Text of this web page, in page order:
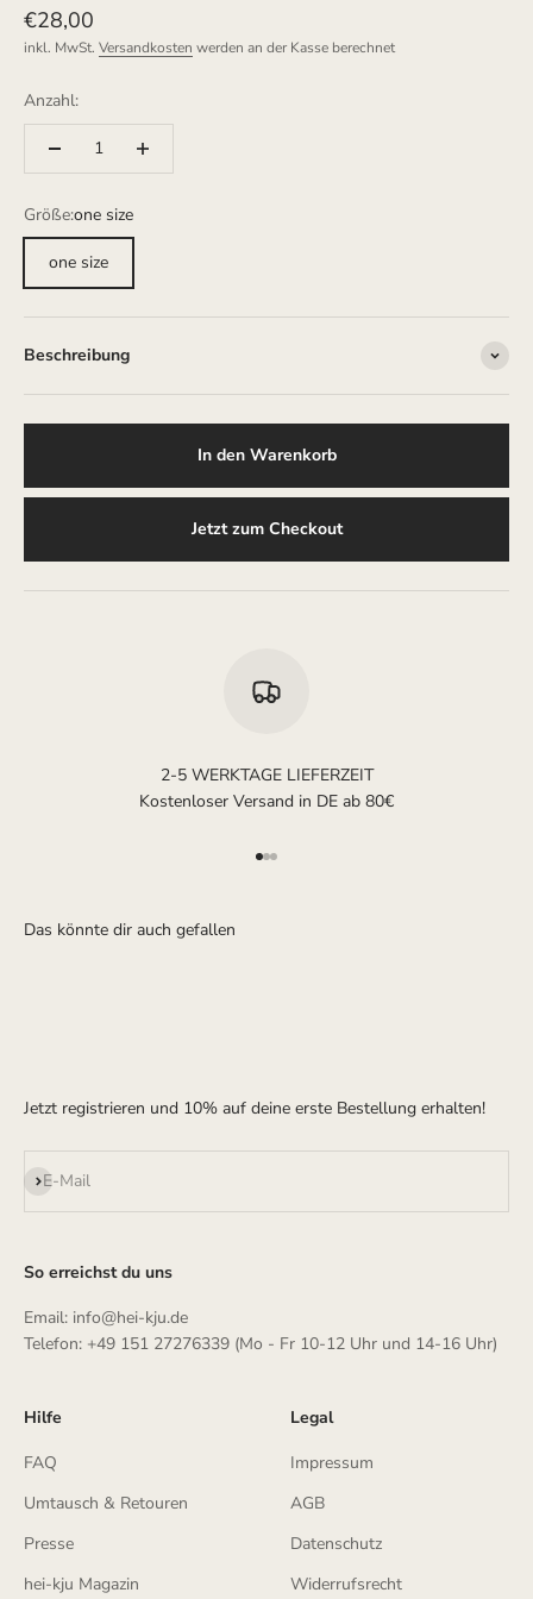
Angebot
€28,00
inkl. MwSt. Versandkosten werden an der Kasse berechnet
Anzahl:
Größe:one size
one size
Beschreibung
In den Warenkorb
Jetzt zum Checkout
2-5 WERKTAGE LIEFERZEIT
Kostenloser Versand in DE ab 80€
Jetzt registrieren und 10% auf deine erste Bestellung erhalten!
E-Mail
Abonnieren
So erreichst du uns
Email: info@hei-kju.de
Telefon: +49 151 27276339 (Mo - Fr 10-12 Uhr und 14-16 Uhr)
Hilfe
FAQ
Umtausch & Retouren
Presse
hei-kju Magazin
Legal
Impressum
AGB
Datenschutz
Widerrufsrecht